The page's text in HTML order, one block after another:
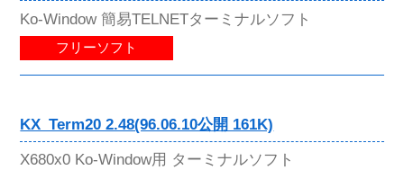
Ko-Window 簡易TELNETターミナルソフト
フリーソフト
KX_Term20 2.48(96.06.10公開 161K)
X680x0 Ko-Window用 ターミナルソフト